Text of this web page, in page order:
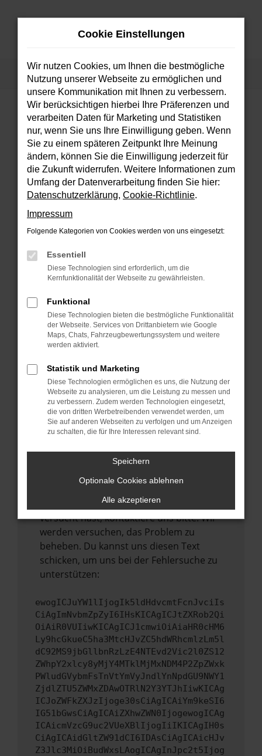
Zum
Startseite Fahrzeugsuche
FEHLER: NETWORK ERROR
Beim Laden ist ein Fehler aufgetreten.
Hier sind ein paar Tipps, die dir helfen können:
Überprüfe deine Firewall und deine
Internetverbindung.
Laden andere Webseiten, zum Beispiel
deine Suchmaschine?
Prüfe deine Browsererweiterungen.
Manche Erweiterungen, wie Werbeblocker,
können das Laden bestimmter Seiten
anderen Browser oder in einem privaten
Fenster?
Starte dein Gerät neu.
vorübergehende Probleme zu beheben.
Stelle sicher, dass dein Browser und dein
Betriebssystem auf dem neuesten Stand
sind.
Veraltete Software birgt nicht nur ein
führen, dass bestimmte Funktionen nicht
Wende dich an den Webseitenbetreiber.
Wenn du alle oben genannten Schritte
versucht hast, kontaktiere uns bitte. Wir
werden versuchen, das Problem zu
beheben. Du kannst uns diesen Text
schicken, um uns bei der Fehlersuche zu
unterstützen:
ewogICJuYW1lIjogIk5ldHdvcmtFcnJvciIs
CiAgImNvbmZpZyI6IHsKICAgICJtZXRob2Qi
OiAiR0VUIiwKICAgICJ1cmwiOiAiaHR0cHM6
Ly9hcGkueC5ha3MtcHJvZC5hdWRhcmlzLm5l
dC92MS9jbGllbnRzLzE4NTEvd2Vic2l0ZS12
ZWhpY2xlcy8yMjY4MTklMjMxNDM4P2ZpZWxk
PWludGVybmFsTnVtYmVyJndlYnNpdGU9NWY1
ZjdlZTU5ZWMxZDAwOTRlN2Y3YTJhIiwKICAg
ICJoZWFkZXJzIjoge30sCiAgICAiYm9keSI6
IG51bGwsCiAgICAiZXhwZWN0IjogewogICAg
ICAicmVzcG9uc2VUeXBlIjogIiIKICAgIH0s
CiAgICAidGltZW91dCI6IDAsCiAgICAicHJv
Z3Jlc3MiOiBudWxsLAogICAgInJpc2t5Ijog
Cookie Einstellungen
Wir nutzen Cookies, um Ihnen die bestmögliche
Nutzung unserer Webseite zu ermöglichen und
unsere Kommunikation mit Ihnen zu verbessern.
Wir berücksichtigen hierbei Ihre Präferenzen und
verarbeiten Daten für Marketing und Statistiken
nur, wenn Sie uns Ihre Einwilligung geben. Wenn
Sie zu einem späteren Zeitpunkt Ihre Meinung
ändern, können Sie die Einwilligung jederzeit für
die Zukunft widerrufen. Weitere Informationen zum
Umfang der Datenverarbeitung finden Sie hier:
Datenschutzerklärung, Cookie-Richtlinie.
Impressum
Folgende Kategorien von Cookies werden von uns eingesetzt:
Essentiell
Diese Technologien sind erforderlich, um die
Kernfunktionalität der Webseite zu gewährleisten.
Funktional
Diese Technologien bieten die bestmögliche Funktionalität
der Webseite. Services von Drittanbietern wie Google
Maps, Chats, Fahrzeugbewertungssystem und weitere
werden aktiviert.
Statistik und Marketing
Diese Technologien ermöglichen es uns, die Nutzung der
Webseite zu analysieren, um die Leistung zu messen und
zu verbessern. Zudem werden Technologien eingesetzt,
die von dritten Werbetreibenden verwendet werden, um
Sie auf anderen Webseiten zu verfolgen und um Anzeigen
zu schalten, die für Ihre Interessen relevant sind.
Speichern
Optionale Cookies ablehnen
Alle akzeptieren